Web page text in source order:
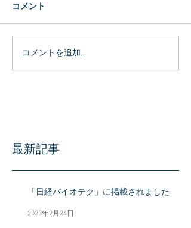
コメント
コメントを追加…
最新記事
「日経バイオテク」に掲載されました
2023年2月24日